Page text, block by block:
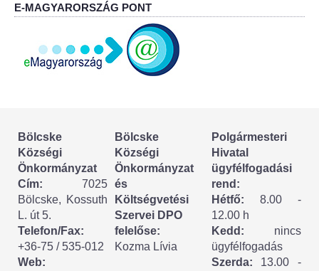
TESTVÉRTELEPÜLÉSÜNK:
Választási szervek
Választási ügyintézés
2024. évi általános választások
E-MAGYARORSZÁG PONT
Bölcske
Községi
Önkormányzat
Cím: 7025
Bölcske, Kossuth
L. út 5.
Telefon/Fax:
+36-75 / 535-012
Web:
Bölcske
Községi
Önkormányzat
és
Költségvetési
Szervei DPO
felelőse:
Kozma Lívia
Polgármesteri
Hivatal
ügyfélfogadási
rend:
Hétfő: 8.00 -
12.00 h
Kedd: nincs
ügyfélfogadás
Szerda: 13.00 -